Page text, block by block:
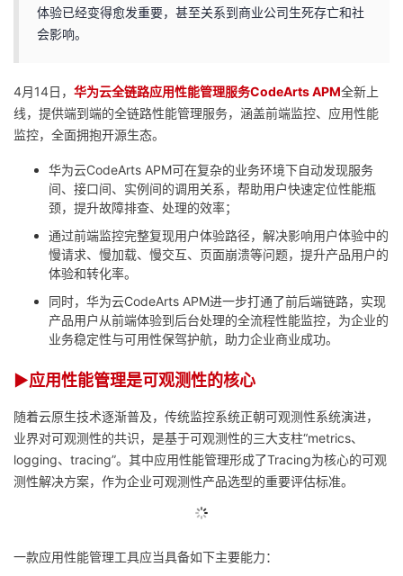
坛
圈
的
我
动
关
的
程
我
认的我
藏
技
支
持
的
声
建
体验已经变得愈发重要，甚至关系到商业公司生死存亡和社
会影响。
4月14日， 华为云全链路应用性能管理服务CodeArts APM全新上
线，提供端到端的全链路性能管理服务，涵盖前端监控、应用性能
监控，全面拥抱开源生态。
华为云CodeArts APM可在复杂的业务环境下自动发现服务
间、接口间、实例间的调用关系，帮助用户快速定位性能瓶
颈，提升故障排查、处理的效率；
通过前端监控完整复现用户体验路径，解决影响用户体验中的
慢请求、慢加载、慢交互、页面崩溃等问题，提升产品用户的
体验和转化率。
同时，华为云CodeArts APM进一步打通了前后端链路，实现
产品用户从前端体验到后台处理的全流程性能监控，为企业的
业务稳定性与可用性保驾护航，助力企业商业成功。
▶应用性能管理是可观测性的核心
随着云原生技术逐渐普及，传统监控系统正朝可观测性系统演进，
业界对可观测性的共识，是基于可观测性的三大支柱“metrics、
logging、tracing”。其中应用性能管理形成了Tracing为核心的可观
测性解决方案，作为企业可观测性产品选型的重要评估标准。
一款应用性能管理工具应当具备如下主要能力：